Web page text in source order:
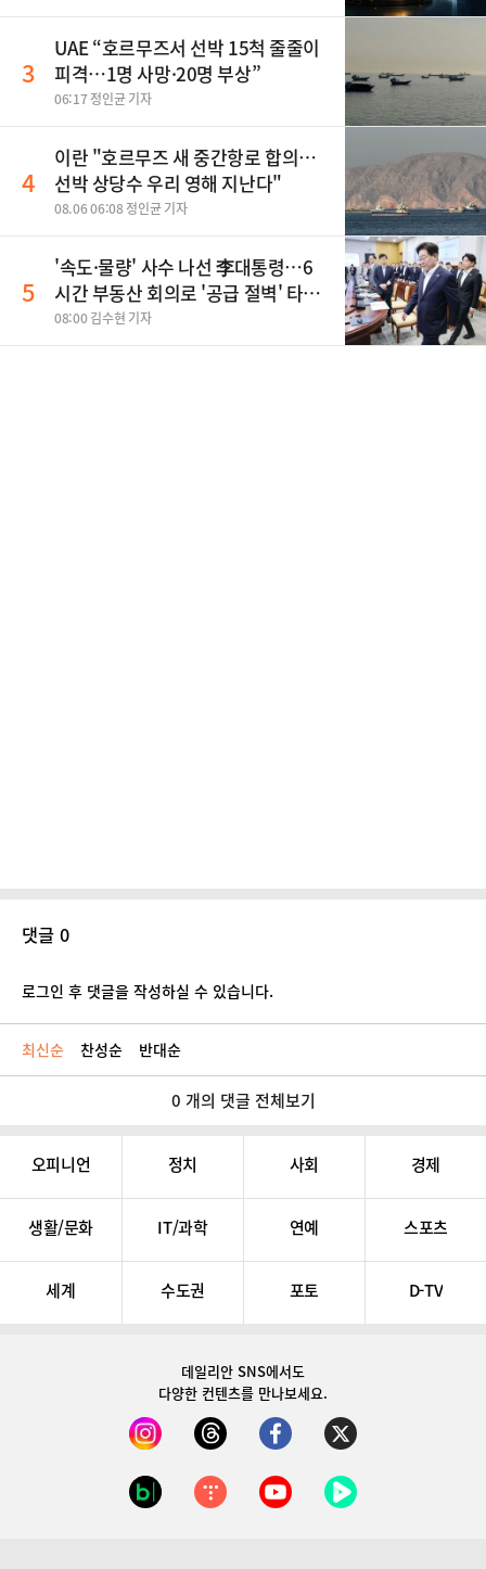
3
UAE “호르무즈서 선박 15척 줄줄이
피격…1명 사망·20명 부상”
06:17 정인균 기자
4
이란 "호르무즈 새 중간항로 합의…
선박 상당수 우리 영해 지난다"
08.06 06:08 정인균 기자
5
'속도·물량' 사수 나선 李대통령…6
시간 부동산 회의로 '공급 절벽' 타개
총력전
08:00 김수현 기자
댓글 0
로그인 후 댓글을 작성하실 수 있습니다.
최신순 찬성순 반대순
0 개의 댓글 전체보기
오피니언 정치 사회 경제
생활/문화 IT/과학 연예 스포츠
세계 수도권 포토 D-TV
데일리안 SNS에서도
다양한 컨텐츠를 만나보세요.